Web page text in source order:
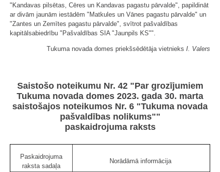
"Kandavas pilsētas, Cēres un Kandavas pagastu pārvalde", papildināt
ar divām jaunām iestādēm "Matkules un Vānes pagastu pārvalde" un
"Zantes un Zemītes pagastu pārvalde", svītrot pašvaldības
kapitālsabiedrību "Pašvaldības SIA "Jaunpils KS"".
Tukuma novada domes priekšsēdētāja vietnieks I. Valers
Saistošo noteikumu Nr. 42 "Par grozījumiem
Tukuma novada domes 2023. gada 30. marta
saistošajos noteikumos Nr. 6 "Tukuma novada
pašvaldības nolikums""
paskaidrojuma raksts
Paskaidrojuma
raksta sadaļa
Norādāmā informācija